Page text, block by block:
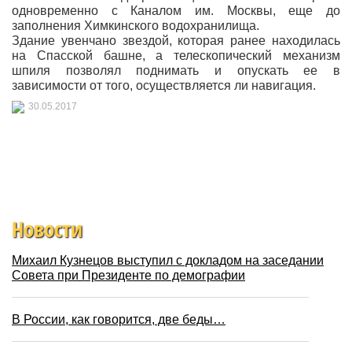
одновременно с Каналом им. Москвы, еще до
заполнения Химкинского водохранилища.
Здание увенчано звездой, которая ранее находилась
на Спасской башне, а телескопический механизм
шпиля позволял поднимать и опускать ее в
зависимости от того, осуществляется ли навигация.
30.05.2017
Новости
Михаил Кузнецов выступил с докладом на заседании
Совета при Президенте по демографии
В России, как говорится, две беды…